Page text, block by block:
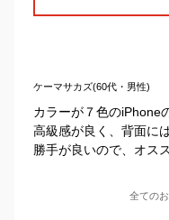
ケーマサカズ(60代・男性)
カラーが７色のiPhone
高級感が良く、背面に
勝手が良いので、オス
全ての